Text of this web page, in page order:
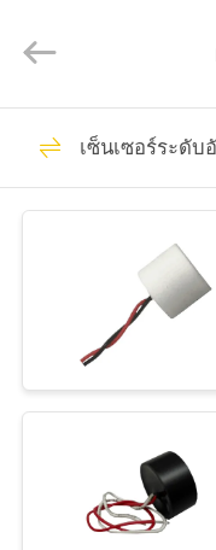
บ้าน
Shenzhen
Ltd..
Reserved.
PZT เ
สัญญา
นิก
แพทย์
เซ็นเซอร์ระดับ